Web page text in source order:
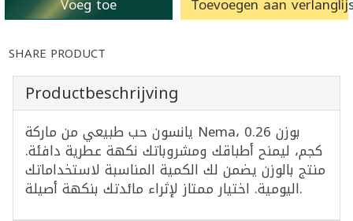
SHARE PRODUCT
Productbeschrijving
يانسون حب طبيعي من ماركة Nema، بوزن 0.26
كجم، ليمنح أطباقك ومشروباتك نكهة عطرية دافئة.
منتج بالوزن يضمن لك الكمية المناسبة لاستخداماتك
اليومية. اختيار ممتاز لإثراء مائدتك بنكهة أصيلة.